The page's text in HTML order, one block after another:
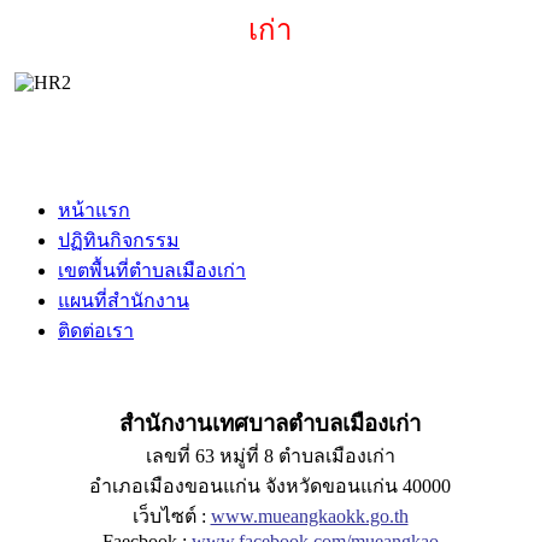
เก่า
หน้าแรก
ปฏิทินกิจกรรม
เขตพื้นที่ตำบลเมืองเก่า
แผนที่สำนักงาน
ติดต่อเรา
สำนักงานเทศบาลตำบลเมืองเก่า
เลขที่ 63 หมู่ที่ 8 ตำบลเมืองเก่า
อำเภอเมืองขอนแก่น จังหวัดขอนแก่น 40000
เว็บไซต์ : www.mueangkaokk.go.th